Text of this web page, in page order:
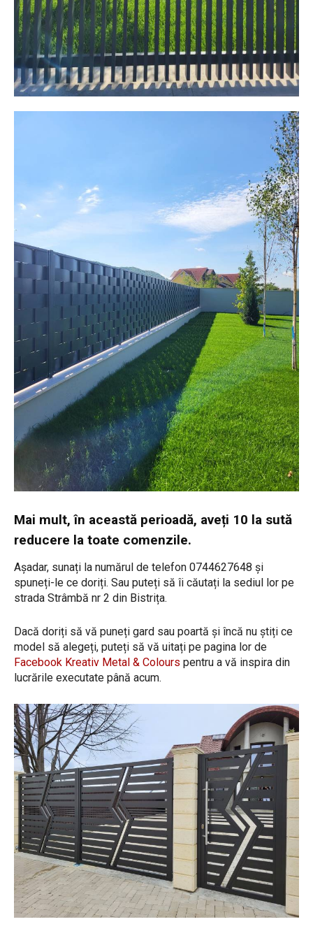
Mai mult, în această perioadă, aveți 10 la sută
reducere la toate comenzile.
Așadar, sunați la numărul de telefon 0744627648 și
spuneți-le ce doriți. Sau puteți să îi căutați la sediul lor pe
strada Strâmbă nr 2 din Bistrița.
Dacă doriți să vă puneți gard sau poartă și încă nu știți ce
model să alegeți, puteți să vă uitați pe pagina lor de
Facebook Kreativ Metal & Colours pentru a vă inspira din
lucrările executate până acum.